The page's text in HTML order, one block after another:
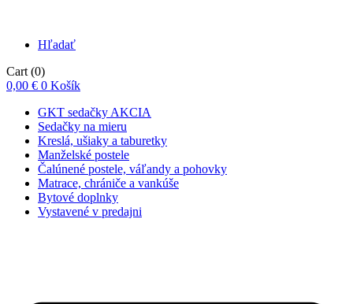
Hľadať
Cart (0)
0,00 € 0 Košík
GKT sedačky AKCIA
Sedačky na mieru
Kreslá, ušiaky a taburetky
Manželské postele
Čalúnené postele, váľandy a pohovky
Matrace, chrániče a vankúše
Bytové doplnky
Vystavené v predajni